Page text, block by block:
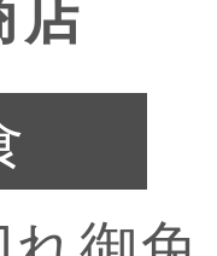
店